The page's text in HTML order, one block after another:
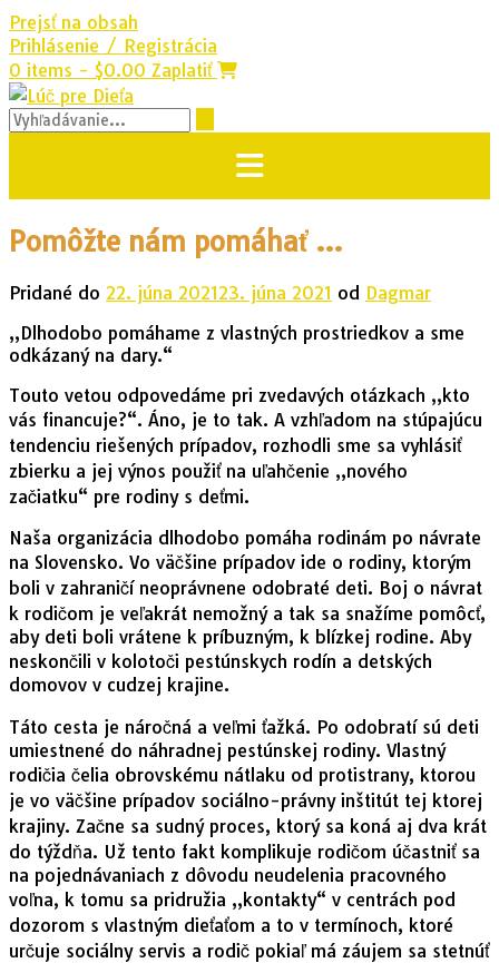
Prejsť na obsah
Prihlásenie / Registrácia
0 items - $0.00 Zaplatiť
Pomôžte nám pomáhať …
Pridané do 22. júna 202123. júna 2021 od Dagmar
„Dlhodobo pomáhame z vlastných prostriedkov a sme
odkázaný na dary.“
Touto vetou odpovedáme pri zvedavých otázkach „kto
vás financuje?“. Áno, je to tak. A vzhľadom na stúpajúcu
tendenciu riešených prípadov, rozhodli sme sa vyhlásiť
zbierku a jej výnos použiť na uľahčenie „nového
začiatku“ pre rodiny s deťmi.
Naša organizácia dlhodobo pomáha rodinám po návrate
na Slovensko. Vo väčšine prípadov ide o rodiny, ktorým
boli v zahraničí neoprávnene odobraté deti. Boj o návrat
k rodičom je veľakrát nemožný a tak sa snažíme pomôcť,
aby deti boli vrátene k príbuzným, k blízkej rodine. Aby
neskončili v kolotoči pestúnskych rodín a detských
domovov v cudzej krajine.
Táto cesta je náročná a veľmi ťažká. Po odobratí sú deti
umiestnené do náhradnej pestúnskej rodiny. Vlastný
rodičia čelia obrovskému nátlaku od protistrany, ktorou
je vo väčšine prípadov sociálno-právny inštitút tej ktorej
krajiny. Začne sa sudný proces, ktorý sa koná aj dva krát
do týždňa. Už tento fakt komplikuje rodičom účastniť sa
na pojednávaniach z dôvodu neudelenia pracovného
voľna, k tomu sa pridružia „kontakty“ v centrách pod
dozorom s vlastným dieťaťom a to v termínoch, ktoré
určuje sociálny servis a rodič pokiaľ má záujem sa stetnúť